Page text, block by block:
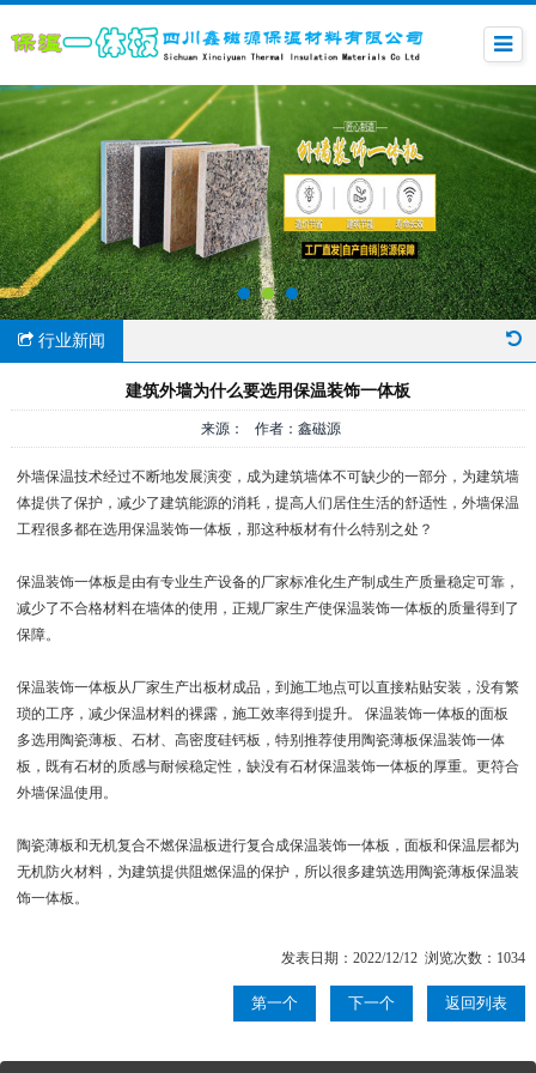
行业新闻
建筑外墙为什么要选用保温装饰一体板
来源： 作者：鑫磁源
外墙保温技术经过不断地发展演变，成为建筑墙体不可缺少的一部分，为建筑墙
体提供了保护，减少了建筑能源的消耗，提高人们居住生活的舒适性，外墙保温
工程很多都在选用保温装饰一体板，那这种板材有什么特别之处？
保温装饰一体板是由有专业生产设备的厂家标准化生产制成生产质量稳定可靠，
减少了不合格材料在墙体的使用，正规厂家生产使保温装饰一体板的质量得到了
保障。
保温装饰一体板从厂家生产出板材成品，到施工地点可以直接粘贴安装，没有繁
琐的工序，减少保温材料的裸露，施工效率得到提升。 保温装饰一体板的面板
多选用陶瓷薄板、石材、高密度硅钙板，特别推荐使用陶瓷薄板保温装饰一体
板，既有石材的质感与耐候稳定性，缺没有石材保温装饰一体板的厚重。更符合
外墙保温使用。
陶瓷薄板和无机复合不燃保温板进行复合成保温装饰一体板，面板和保温层都为
无机防火材料，为建筑提供阻燃保温的保护，所以很多建筑选用陶瓷薄板保温装
饰一体板。
发表日期：2022/12/12 浏览次数：1034
第一个 下一个 返回列表